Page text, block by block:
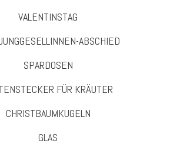
VALENTINSTAG
ABSCHIED
SPARDOSEN
FÜR KRÄUTER
CHRISTBAUMKUGELN
GLAS